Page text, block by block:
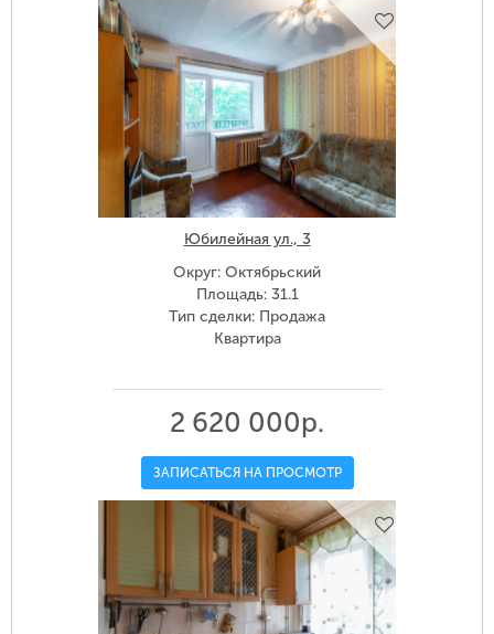
Юбилейная ул., 3
Округ: Октябрьский
Площадь: 31.1
Тип сделки: Продажа
Квартира
2 620 000р.
ЗАПИСАТЬСЯ НА ПРОСМОТР